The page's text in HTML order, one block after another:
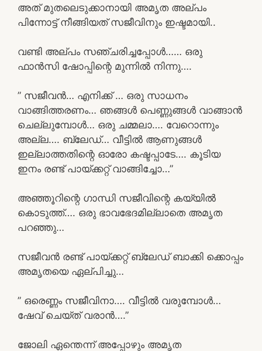
അത് മുതലെടുക്കാനായി അമൃത അല്പം
പിന്നോട്ട് നീങ്ങിയത് സജീവിനും ഇഷ്ടമായി..
വണ്ടി അല്പം സഞ്ചരിച്ചപ്പോൾ…… ഒരു
ഫാൻസി ഷോപ്പിന്റെ മുന്നിൽ നിന്നു….
” സജീവൻ… എനിക്ക് … ഒരു സാധനം
വാങ്ങിത്തരണം… ഞങ്ങൾ പെണ്ണുങ്ങൾ വാങ്ങാൻ
ചെല്ലുമ്പോൾ… ഒരു ചമ്മലാ…. വേറൊന്നും
അല്ല…. ബ്ലേഡ്… വീട്ടിൽ ആണുങ്ങൾ
ഇല്ലാത്തതിന്റെ ഓരോ കഷ്ടപ്പാടേ…. കൂടിയ
ഇനം രണ്ട് പായ്ക്കറ്റ് വാങ്ങിച്ചോ…”
അഞ്ഞൂറിന്റെ ഗാന്ധി സജീവിന്റെ കയ്യിൽ
കൊടുത്ത്…. ഒരു ഭാവഭേദമില്ലാതെ അമൃത
പറഞ്ഞു…
സജീവൻ രണ്ട് പായ്ക്കറ്റ് ബ്ലേഡ് ബാക്കി ക്കൊപ്പം
അമൃതയെ ഏല്പിച്ചു…
” ഒരെണ്ണം സജീവിനാ…. വീട്ടിൽ വരുമ്പോൾ…
ഷേവ് ചെയ്ത് വരാൻ….”
ജോലി ഏന്തെന്ന് അപ്പോഴും അമൃത